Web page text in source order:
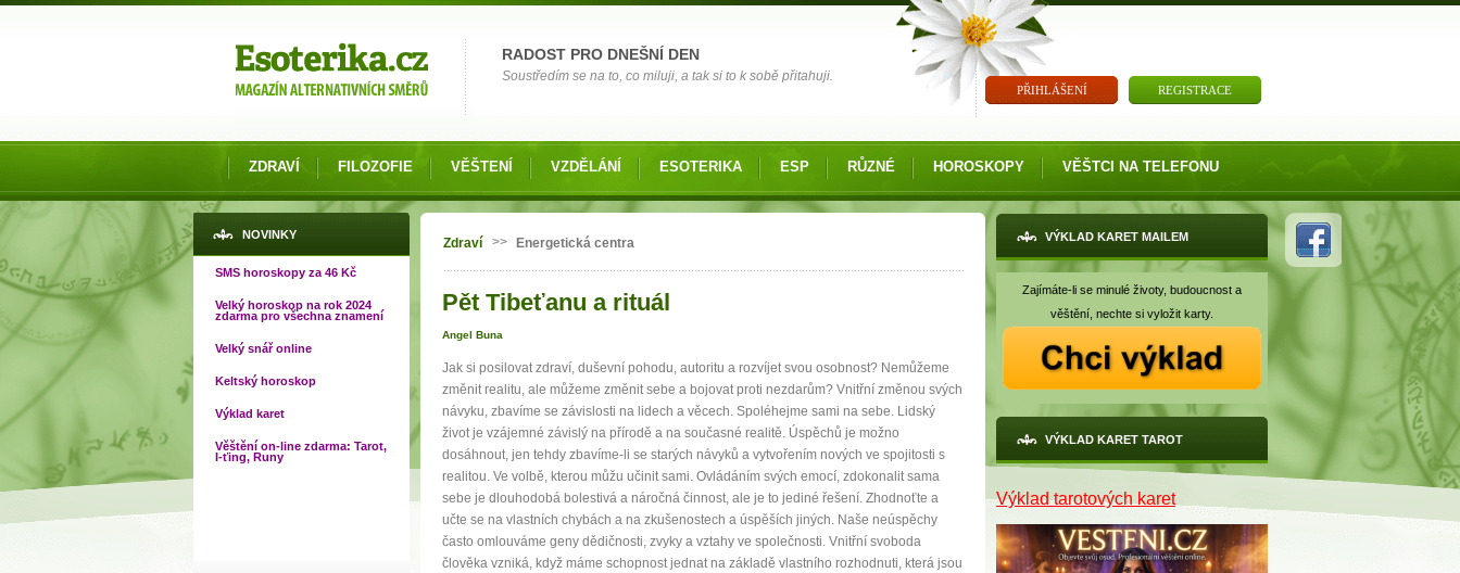
RADOST PRO DNEŠNÍ DEN
Soustředím se na to, co miluji, a tak si to k sobě přitahuji.
PŘIHLÁŠENÍ REGISTRACE
ZDRAVÍ FILOZOFIE VĚŠTENÍ VZDĚLÁNÍ ESOTERIKA ESP RŮZNÉ HOROSKOPY VĚŠTCI NA TELEFONU
NOVINKY
SMS horoskopy za 46 Kč
Velký horoskop na rok 2024
zdarma pro všechna znamení
Velký snář online
Keltský horoskop
Výklad karet
Věštění on-line zdarma: Tarot,
I-ťing, Runy
Jste zde
Zdraví >> Energetická centra
Pět Tibeťanu a rituál
Angel Buna
Jak si posilovat zdraví, duševní pohodu, autoritu a rozvíjet svou osobnost? Nemůžeme
změnit realitu, ale můžeme změnit sebe a bojovat proti nezdarům? Vnitřní změnou svých
návyku, zbavíme se závislosti na lidech a věcech. Spoléhejme sami na sebe. Lidský
život je vzájemné závislý na přírodě a na současné realitě. Úspěchů je možno
dosáhnout, jen tehdy zbavíme-li se starých návyků a vytvořením nových ve spojitosti s
realitou. Ve volbě, kterou můžu učinit sami. Ovládáním svých emocí, zdokonalit sama
sebe je dlouhodobá bolestivá a náročná činnost, ale je to jediné řešení. Zhodnoťte a
učte se na vlastních chybách a na zkušenostech a úspěších jiných. Naše neúspěchy
často omlouváme geny dědičnosti, zvyky a vztahy ve společnosti. Vnitřní svoboda
člověka vzniká, když máme schopnost jednat na základě vlastního rozhodnuti, která jsou
VÝKLAD KARET MAILEM
Zajímáte-li se minulé životy, budoucnost a
věštění, nechte si vyložit karty.
VÝKLAD KARET TAROT
Výklad tarotových karet